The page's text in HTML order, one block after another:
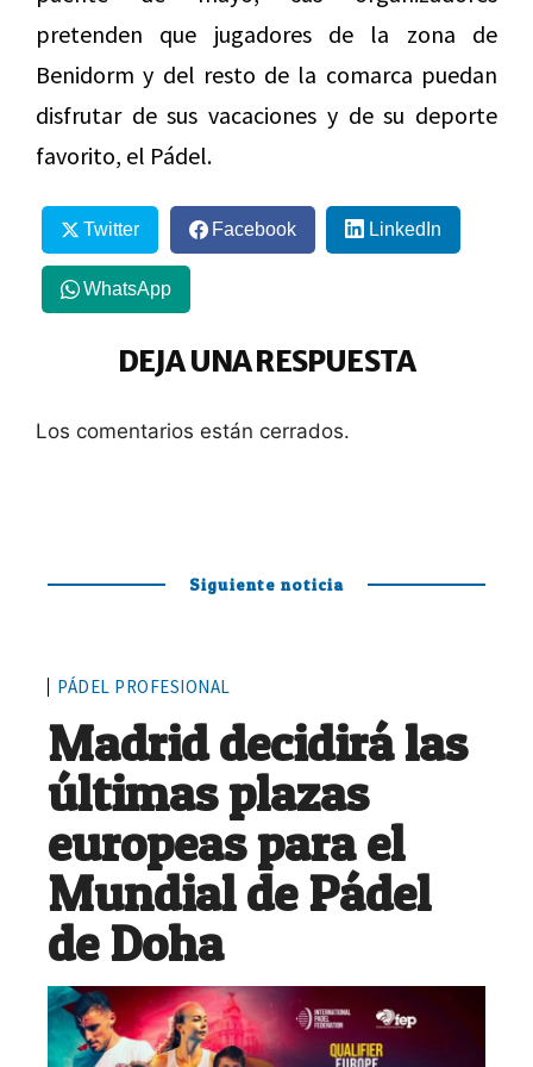
pretenden que jugadores de la zona de
Benidorm y del resto de la comarca puedan
disfrutar de sus vacaciones y de su deporte
favorito, el Pádel.
Twitter Facebook LinkedIn
WhatsApp
DEJA UNA RESPUESTA
Los comentarios están cerrados.
Siguiente noticia
PÁDEL PROFESIONAL
Madrid decidirá las
últimas plazas
europeas para el
Mundial de Pádel
de Doha